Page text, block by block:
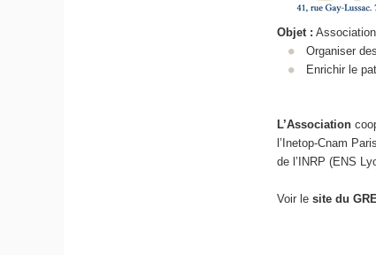
Objet :
Organiser
Enrichir le
L’Association
l’Inetop-Cnam
de l’INRP (ENS
Voir lesite du